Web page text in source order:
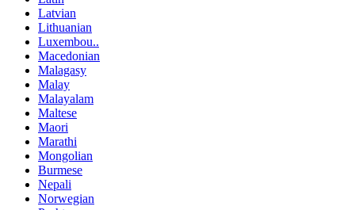
Latvian
Lithuanian
Luxembou..
Macedonian
Malagasy
Malay
Malayalam
Maltese
Maori
Marathi
Mongolian
Burmese
Nepali
Norwegian